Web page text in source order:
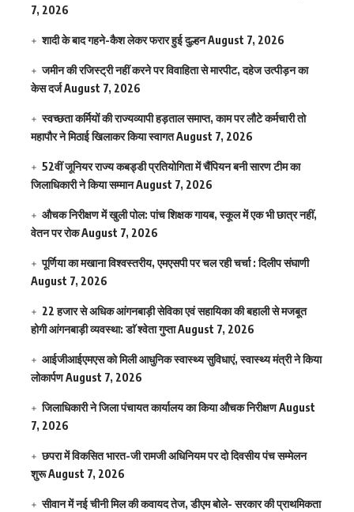
7, 2026
शादी के बाद गहने-कैश लेकर फरार हुई दुल्हनAugust 7, 2026
जमीन की रजिस्ट्री नहीं करने पर विवाहिता से मारपीट, दहेज उत्पीड़न का
केस दर्जAugust 7, 2026
स्वच्छता कर्मियों की राज्यव्यापी हड़ताल समाप्त, काम पर लौटे कर्मचारी तो
महापौर ने मिठाई खिलाकर किया स्वागतAugust 7, 2026
52वीं जूनियर राज्य कबड्डी प्रतियोगिता में चैंपियन बनी सारण टीम का
जिलाधिकारी ने किया सम्मानAugust 7, 2026
औचक निरीक्षण में खुली पोल: पांच शिक्षक गायब, स्कूल में एक भी छात्र नहीं,
वेतन पर रोकAugust 7, 2026
पूर्णिया का मखाना विश्वस्तरीय, एमएसपी पर चल रही चर्चा : दिलीप संघाणी
August 7, 2026
22 हजार से अधिक आंगनबाड़ी सेविका एवं सहायिका की बहाली से मजबूत
होगी आंगनबाड़ी व्यवस्था: डाॅ श्वेता गुप्ताAugust 7, 2026
आईजीआईएमएस काे मिली आधुनिक स्वास्थ्य सुविधाएं, स्वास्थ्य मंत्री ने किया
लोकार्पणAugust 7, 2026
जिलाधिकारी ने जिला पंचायत कार्यालय का किया औचक निरीक्षणAugust
7, 2026
छपरा में विकसित भारत-जी रामजी अधिनियम पर दो दिवसीय पंच सम्मेलन
शुरूAugust 7, 2026
सीवान में नई चीनी मिल की कवायद तेज, डीएम बोले- सरकार की प्राथमिकता